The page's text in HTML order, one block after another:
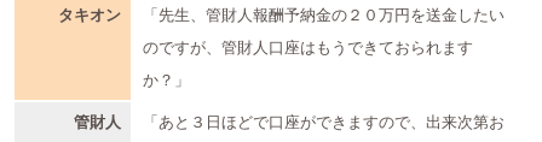
タキオン
「先生、管財人報酬予納金の２０万円を送金したい
のですが、管財人口座はもうできておられます
か？」
管財人
「あと３日ほどで口座ができますので、出来次第お